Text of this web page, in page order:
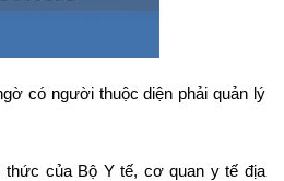
có người thuộc diện phải quản lý
thức của Bộ Y tế, cơ quan y tế địa